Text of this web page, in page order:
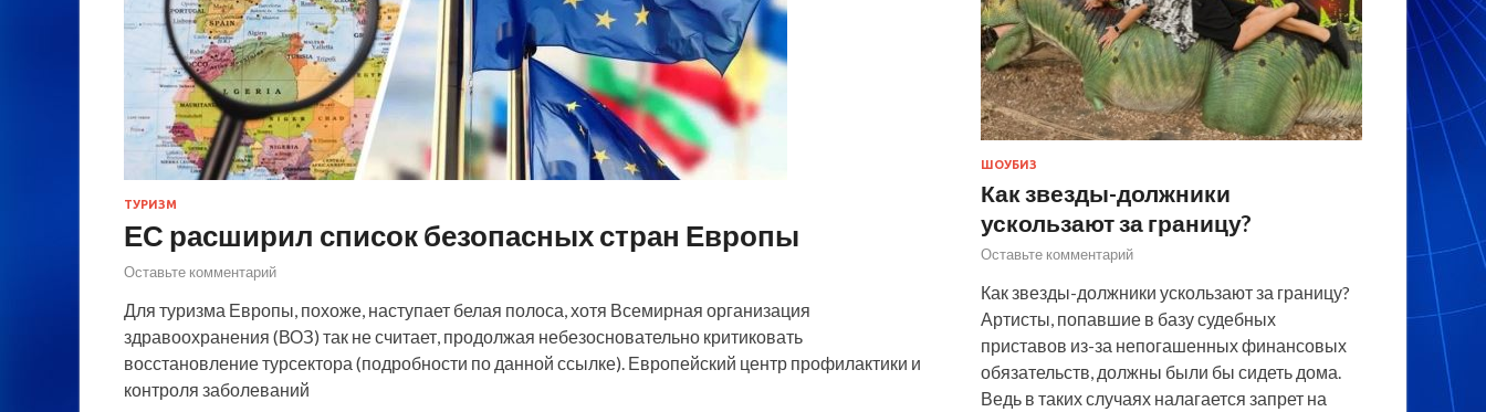
ТУРИЗМ
ЕС расширил список безопасных стран Европы
Оставьте комментарий
Для туризма Европы, похоже, наступает белая полоса, хотя Всемирная организация
здравоохранения (ВОЗ) так не считает, продолжая небезосновательно критиковать
восстановление турсектора (подробности по данной ссылке). Европейский центр профилактики и
контроля заболеваний
ШОУБИЗ
Как звезды-должники
ускользают за границу?
Оставьте комментарий
Как звезды-должники ускользают за границу?
Артисты, попавшие в базу судебных
приставов из-за непогашенных финансовых
обязательств, должны были бы сидеть дома.
Ведь в таких случаях налагается запрет на